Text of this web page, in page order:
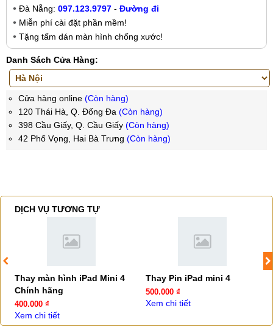
Đà Nẵng: 097.123.9797 - Đường đi
Miễn phí cài đặt phần mềm!
Tặng tấm dán màn hình chống xước!
Danh Sách Cửa Hàng:
Cửa hàng online (Còn hàng)
120 Thái Hà, Q. Đống Đa (Còn hàng)
398 Cầu Giấy, Q. Cầu Giấy (Còn hàng)
42 Phố Vọng, Hai Bà Trưng (Còn hàng)
DỊCH VỤ TƯƠNG TỰ
Thay màn hình iPad Mini 4
Chính hãng
400.000 ₫
Xem chi tiết
Thay Pin iPad mini 4
500.000 ₫
Xem chi tiết